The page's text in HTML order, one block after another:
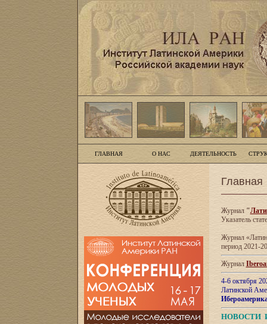
ГЛАВНАЯ О НАС ДЕЯТЕЛЬНОСТЬ
Главная
Журнал"
Указатель
Журнал
период 2021-
Журнал
4-6 октября
Латинской
НОВОСТИ